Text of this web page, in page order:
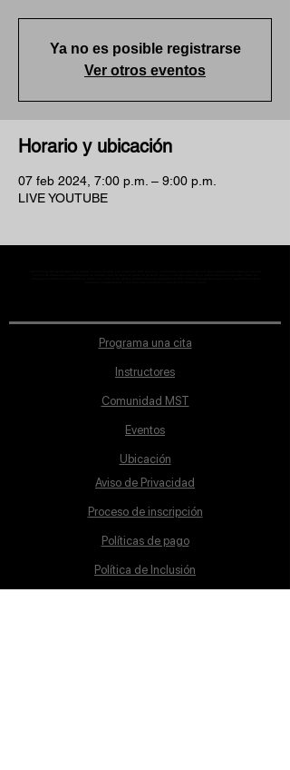
Ya no es posible registrarse
Ver otros eventos
Horario y ubicación
07 feb 2024, 7:00 p.m. – 9:00 p.m.
LIVE YOUTUBE
Programa una cita
Instructores
Comunidad MST
Eventos
Ubicación
Aviso de Privacidad
Proceso de inscripción
Políticas de pago
Política de Inclusión